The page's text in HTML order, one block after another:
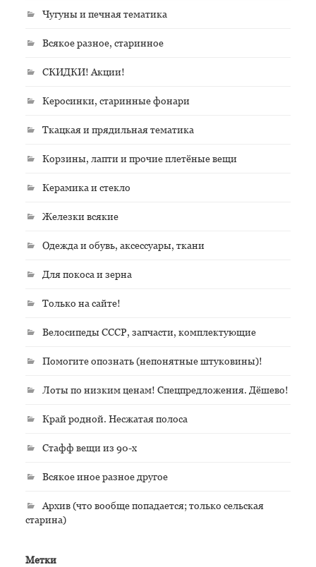
Чугуны и печная тематика
Всякое разное, старинное
СКИДКИ! Акции!
Керосинки, старинные фонари
Ткацкая и прядильная тематика
Корзины, лапти и прочие плетёные вещи
Керамика и стекло
Железки всякие
Одежда и обувь, аксессуары, ткани
Для покоса и зерна
Только на сайте!
Велосипеды СССР, запчасти, комплектующие
Помогите опознать (непонятные штуковины)!
Лоты по низким ценам! Спецпредложения. Дёшево!
Край родной. Несжатая полоса
Стафф вещи из 90-х
Всякое иное разное другое
Архив (что вообще попадается; только сельская
старина)
Метки